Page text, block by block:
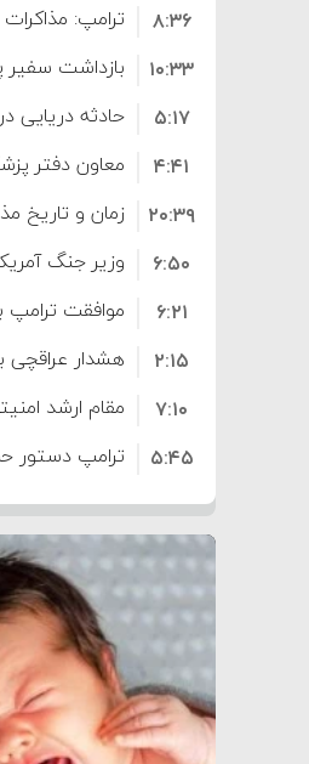
ترامپ:
۸:۳۶
بازداشت سفیر
۱۰:۳۳
حادثه دریایی
۵:۱۷
معاون دفتر
است
۴:۴۱
زمان و تاریخ
۲۰:۳۹
وزیر جنگ
۶:۵۰
موافقت ترامپ
۶:۲۱
هشدار عراقچی
۲:۱۵
مقام ارشد
۷:۱۰
ترامپ دستور
۵:۴۵
سپاه: دو
۱۲:۵۹
ترامپ مدعی
۸:۵۷
اعتراض
ایران
۱۶:۱۹
کشورهایی که
۱۰:۱۵
سنتکام پایان
۶:۰۵